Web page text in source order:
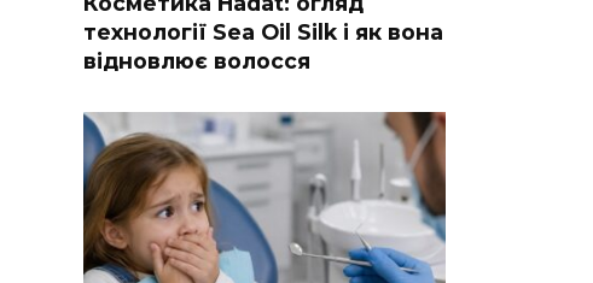
технології Sea Oil Silk і як вона
відновлює волосся